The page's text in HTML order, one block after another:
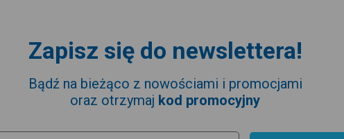
Zapisz się do newslettera!
Bądź na bieżąco z nowościami i promocjami
oraz otrzymaj kod promocyjny